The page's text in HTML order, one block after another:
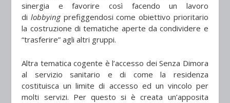
sinergia e favorire così facendo un lavoro
dilobbying prefiggendosi come obiettivo prioritario
la costruzione di tematiche aperte da condividere e
“trasferire” agli altri gruppi.
Altra tematica cogente è l’accesso dei Senza Dimora
al servizio sanitario e di come la residenza
costituisca un limite di accesso ed un vincolo per
molti servizi. Per questo si è creata un’apposita